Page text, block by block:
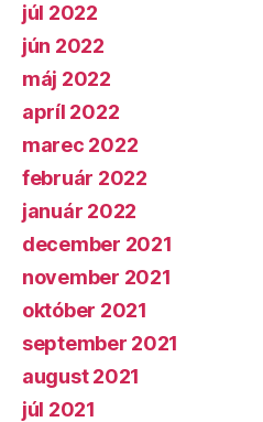
júl 2022
jún 2022
máj 2022
apríl 2022
marec 2022
február 2022
január 2022
december 2021
november 2021
október 2021
september 2021
august 2021
júl 2021